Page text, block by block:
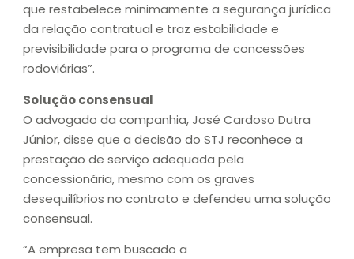
que restabelece minimamente a segurança jurídica
da relação contratual e traz estabilidade e
previsibilidade para o programa de concessões
rodoviárias”.
Solução consensual
O advogado da companhia, José Cardoso Dutra
Júnior, disse que a decisão do STJ reconhece a
prestação de serviço adequada pela
concessionária, mesmo com os graves
desequilíbrios no contrato e defendeu uma solução
consensual.
“A empresa tem buscado a